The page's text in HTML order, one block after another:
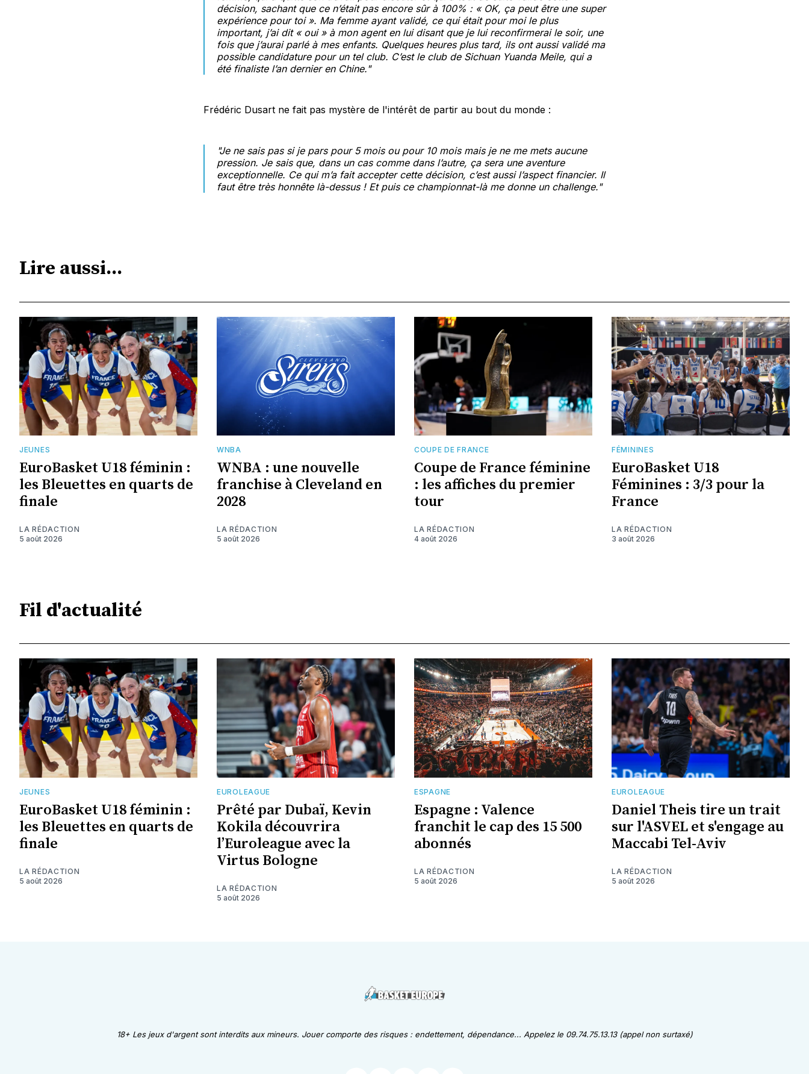
décision, sachant que ce n’était pas encore sûr à 100% : « OK, ça peut être une super
expérience pour toi ». Ma femme ayant validé, ce qui était pour moi le plus
important, j’ai dit « oui » à mon agent en lui disant que je lui reconfirmerai le soir, une
fois que j’aurai parlé à mes enfants. Quelques heures plus tard, ils ont aussi validé ma
possible candidature pour un tel club. C’est le club de Sichuan Yuanda Meile, qui a
été finaliste l’an dernier en Chine."
Frédéric Dusart ne fait pas mystère de l'intérêt de partir au bout du monde :
"Je ne sais pas si je pars pour 5 mois ou pour 10 mois mais je ne me mets aucune
pression. Je sais que, dans un cas comme dans l’autre, ça sera une aventure
exceptionnelle. Ce qui m’a fait accepter cette décision, c’est aussi l’aspect financier. Il
faut être très honnête là-dessus ! Et puis ce championnat-là me donne un challenge."
Lire aussi...
JEUNES
EuroBasket U18 féminin :
les Bleuettes en quarts de
finale
LA RÉDACTION
5 août 2026
WNBA
WNBA : une nouvelle
franchise à Cleveland en
2028
LA RÉDACTION
5 août 2026
COUPE DE FRANCE
Coupe de France féminine
: les affiches du premier
tour
LA RÉDACTION
4 août 2026
FÉMININES
EuroBasket U18
Féminines : 3/3 pour la
France
LA RÉDACTION
3 août 2026
Fil d'actualité
JEUNES
EuroBasket U18 féminin :
les Bleuettes en quarts de
finale
LA RÉDACTION
5 août 2026
EUROLEAGUE
Prêté par Dubaï, Kevin
Kokila découvrira
l’Euroleague avec la
Virtus Bologne
LA RÉDACTION
5 août 2026
ESPAGNE
Espagne : Valence
franchit le cap des 15 500
abonnés
LA RÉDACTION
5 août 2026
EUROLEAGUE
Daniel Theis tire un trait
sur l'ASVEL et s'engage au
Maccabi Tel-Aviv
LA RÉDACTION
5 août 2026
18+ Les jeux d'argent sont interdits aux mineurs. Jouer comporte des risques : endettement, dépendance... Appelez le 09.74.75.13.13 (appel non surtaxé)